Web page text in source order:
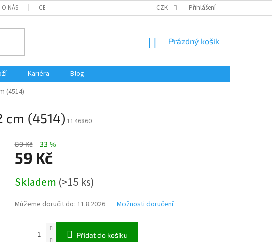
O NÁS CERTIFIKÁTY A NÁVODY OBCHODNÍ PODMÍNKY OCHRANA OSOBNÍCH
CZK Přihlášení
NÁKUPNÍ
Prázdný košík
Kariéra
Blog
(4514)
cm (4514)1146860
89 Kč –33 %
59 Kč
cena:
Skladem (>15 ks)
Můžeme doručit do: 11.8.2026 Možnosti doručení
Přidat do košíku